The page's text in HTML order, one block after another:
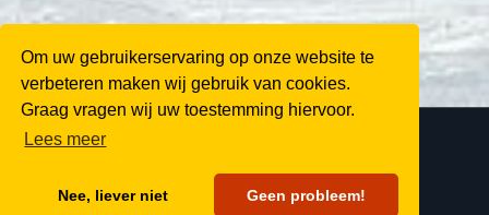
Om uw gebruikerservaring op onze website te
verbeteren maken wij gebruik van cookies.
Graag vragen wij uw toestemming hiervoor.
Lees meer
Nee, liever niet Geen probleem!
© Copyright 2016 -
FacebookPinterest